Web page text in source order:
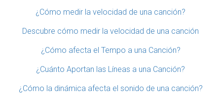
¿Cómo medir la velocidad de una canción?
Descubre cómo medir la velocidad de una canción
¿Cómo afecta el Tempo a una Canción?
¿Cuánto Aportan las Líneas a una Canción?
¿Cómo la dinámica afecta el sonido de una canción?